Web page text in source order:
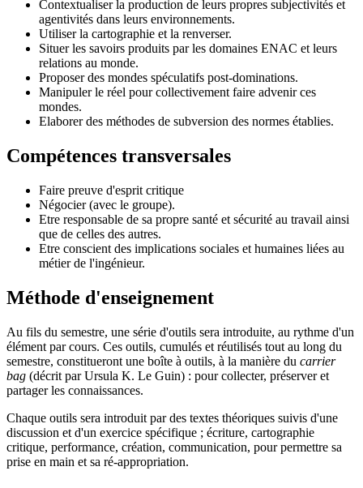
Contextualiser la production de leurs propres subjectivités et
agentivités dans leurs environnements.
Utiliser la cartographie et la renverser.
Situer les savoirs produits par les domaines ENAC et leurs
relations au monde.
Proposer des mondes spéculatifs post-dominations.
Manipuler le réel pour collectivement faire advenir ces
mondes.
Elaborer des méthodes de subversion des normes établies.
Compétences transversales
Faire preuve d'esprit critique
Négocier (avec le groupe).
Etre responsable de sa propre santé et sécurité au travail ainsi
que de celles des autres.
Etre conscient des implications sociales et humaines liées au
métier de l'ingénieur.
Méthode d'enseignement
Au fils du semestre, une série d'outils sera introduite, au rythme d'un
élément par cours. Ces outils, cumulés et réutilisés tout au long du
semestre, constitueront une boîte à outils, à la manière du carrier
bag (décrit par Ursula K. Le Guin) : pour collecter, préserver et
partager les connaissances.
Chaque outils sera introduit par des textes théoriques suivis d'une
discussion et d'un exercice spécifique ; écriture, cartographie
critique, performance, création, communication, pour permettre sa
prise en main et sa ré-appropriation.